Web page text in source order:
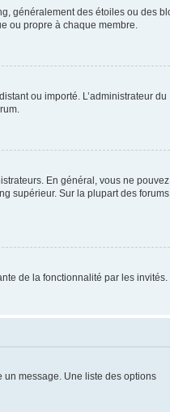
généralement des étoiles ou des
ou propre à chaque membre.
ou importé. L’administrateur du
En général, vous ne
supérieur. Sur la plupart des
de la fonctionnalité par les invités.
un message. Une liste des options